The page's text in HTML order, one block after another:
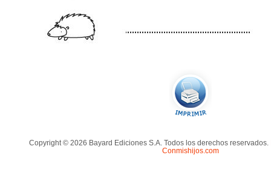
Copyright © 2026 Bayard Ediciones S.A. Todos los derechos reservados.
Conmishijos.com